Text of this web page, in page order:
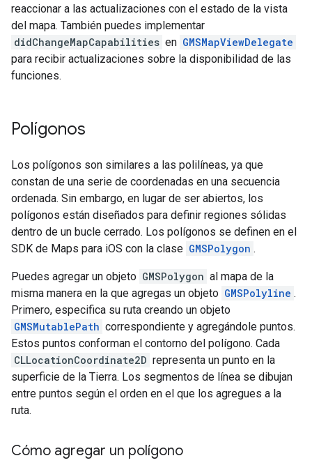
reaccionar a las actualizaciones con el estado de la vista
del mapa. También puedes implementar
didChangeMapCapabilities en GMSMapViewDelegate
para recibir actualizaciones sobre la disponibilidad de las
funciones.
Polígonos
Los polígonos son similares a las polilíneas, ya que
constan de una serie de coordenadas en una secuencia
ordenada. Sin embargo, en lugar de ser abiertos, los
polígonos están diseñados para definir regiones sólidas
dentro de un bucle cerrado. Los polígonos se definen en el
SDK de Maps para iOS con la clase GMSPolygon .
Puedes agregar un objeto GMSPolygon al mapa de la
misma manera en la que agregas un objeto GMSPolyline .
Primero, especifica su ruta creando un objeto
GMSMutablePath correspondiente y agregándole puntos.
Estos puntos conforman el contorno del polígono. Cada
CLLocationCoordinate2D representa un punto en la
superficie de la Tierra. Los segmentos de línea se dibujan
entre puntos según el orden en el que los agregues a la
ruta.
Cómo agregar un polígono